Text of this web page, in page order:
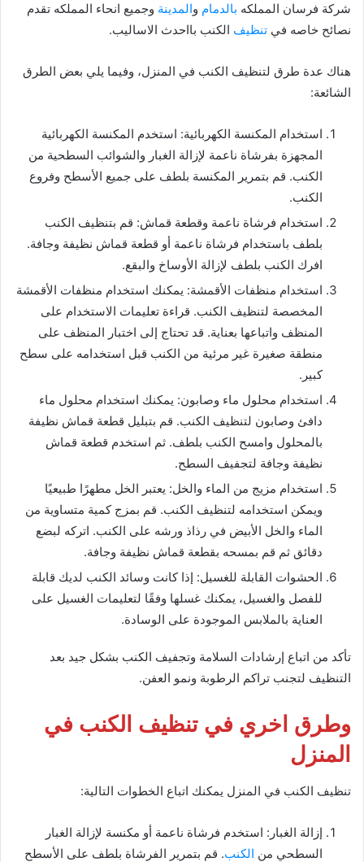
شركة فرسان المملكه بالدمام والمدينة وجميع انحاء المملكه تقدم
نصائح خاصه في تنظيف الكنب بااحدث الاساليب.
هناك عدة طرق لتنظيف الكنب في المنزل، وفيما يلي بعض الطرق
الشائعة:
استخدام المكنسة الكهربائية: استخدم المكنسة الكهربائية
المجهزة بفرشاة ناعمة لإزالة الغبار والشوائب السطحية من
الكنب. قم بتمرير المكنسة بلطف على جميع الأسطح وفروع
الكنب.
استخدام فرشاة ناعمة وقطعة قماش: قم بتنظيف الكنب
بلطف باستخدام فرشاة ناعمة أو قطعة قماش نظيفة وجافة.
افرك الكنب بلطف لإزالة الأوساخ والبقع.
استخدام منظفات الأقمشة: يمكنك استخدام منظفات الأقمشة
المخصصة لتنظيف الكنب. قراءة تعليمات الاستخدام على
المنظف واتباعها بعناية. قد تحتاج إلى اختبار المنظف على
منطقة صغيرة غير مرئية من الكنب قبل استخدامه على سطح
كبير.
استخدام محلول ماء وصابون: يمكنك استخدام محلول ماء
دافئ وصابون لتنظيف الكنب. قم بتبليل قطعة قماش نظيفة
بالمحلول وامسح الكنب بلطف. ثم استخدم قطعة قماش
نظيفة وجافة لتجفيف السطح.
استخدام مزيج من الماء والخل: يعتبر الخل مطهرًا طبيعيًا
ويمكن استخدامه لتنظيف الكنب. قم بمزج كمية متساوية من
الماء والخل الأبيض في رذاذ ورشه على الكنب. اتركه لبضع
دقائق ثم قم بمسحه بقطعة قماش نظيفة وجافة.
الحشوات القابلة للغسيل: إذا كانت وسائد الكنب لديك قابلة
للفصل والغسيل، يمكنك غسلها وفقًا لتعليمات الغسيل على
العناية بالملابس الموجودة على الوسادة.
تأكد من اتباع إرشادات السلامة وتجفيف الكنب بشكل جيد بعد
التنظيف لتجنب تراكم الرطوبة ونمو العفن.
وطرق اخري في تنظيف الكنب في
المنزل
تنظيف الكنب في المنزل يمكنك اتباع الخطوات التالية:
إزالة الغبار: استخدم فرشاة ناعمة أو مكنسة لإزالة الغبار
السطحي من الكنب. قم بتمرير الفرشاة بلطف على الأسطح